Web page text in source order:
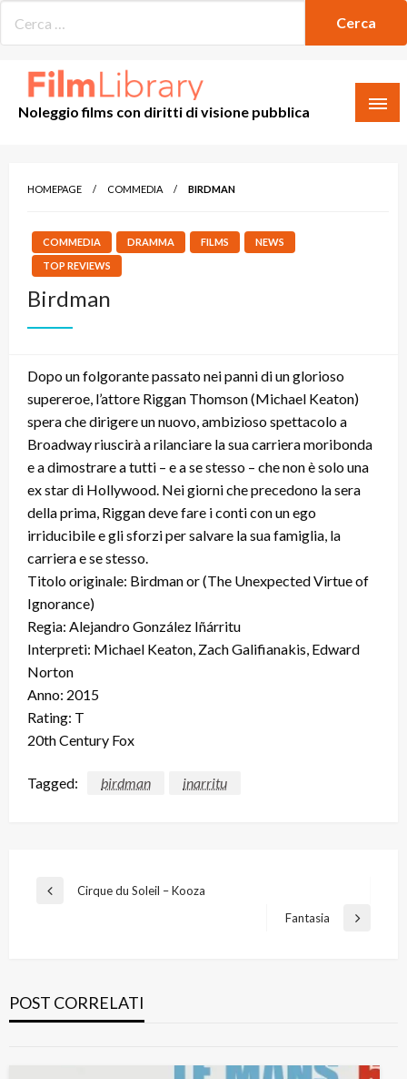
Noleggio films con diritti di visione pubblica
HOMEPAGE COMMEDIA BIRDMAN
COMMEDIA DRAMMA FILMS
NEWS
TOP REVIEWS
Birdman
Dopo un folgorante passato nei panni di un glorioso
supereroe, l’attore Riggan Thomson (Michael Keaton)
spera che dirigere un nuovo, ambizioso spettacolo a
Broadway riuscirà a rilanciare la sua carriera moribonda
e a dimostrare a tutti – e a se stesso – che non è solo una
ex star di Hollywood. Nei giorni che precedono la sera
della prima, Riggan deve fare i conti con un ego
irriducibile e gli sforzi per salvare la sua famiglia, la
carriera e se stesso.
Titolo originale: Birdman or (The Unexpected Virtue of
Ignorance)
Regia: Alejandro González Iñárritu
Interpreti: Michael Keaton, Zach Galifianakis, Edward
Norton
Anno: 2015
Rating: T
20th Century Fox
Tagged: birdman inarritu
Navigazione
Previous
Cirque du Soleil – Kooza
Next
Fantasia
POST CORRELATI
Due grandi figli di…